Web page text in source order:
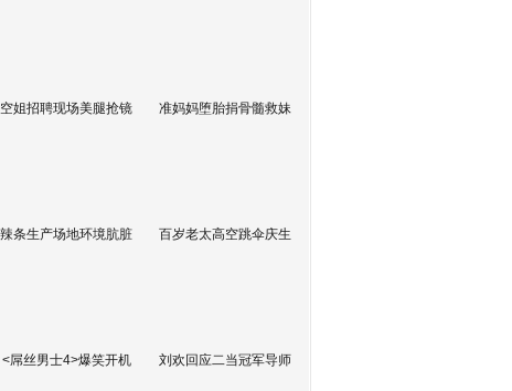
空姐招聘现场美腿抢镜 准妈妈堕胎捐骨髓救妹
辣条生产场地环境肮脏 百岁老太高空跳伞庆生
<屌丝男士4>爆笑开机 刘欢回应二当冠军导师